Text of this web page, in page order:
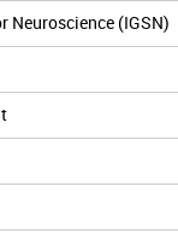
Neuroscience (IGSN)